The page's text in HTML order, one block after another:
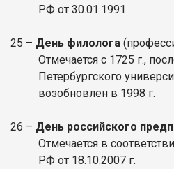
РФ от 30.01.1991.
25 – День филолога
Отмечается с 1725 г.,
Петербургского
возобновлен в 1998 г.
26 – День российского
Отмечается в
РФ от 18.10.2007 г.